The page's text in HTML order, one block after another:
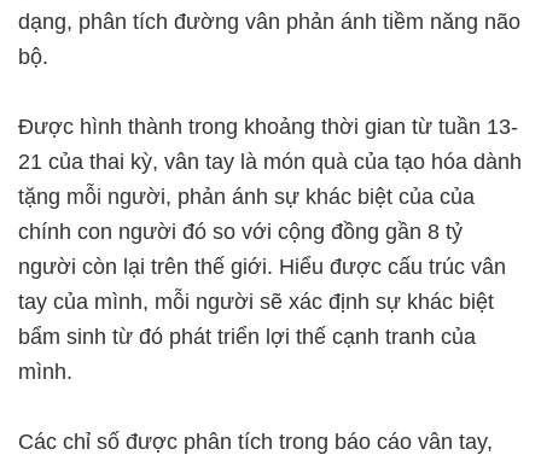
dạng, phân tích đường vân phản ánh tiềm năng não
bộ.
Được hình thành trong khoảng thời gian từ tuần 13-
21 của thai kỳ, vân tay là món quà của tạo hóa dành
tặng mỗi người, phản ánh sự khác biệt của của
chính con người đó so với cộng đồng gần 8 tỷ
người còn lại trên thế giới. Hiểu được cấu trúc vân
tay của mình, mỗi người sẽ xác định sự khác biệt
bẩm sinh từ đó phát triển lợi thế cạnh tranh của
mình.
Các chỉ số được phân tích trong báo cáo vân tay,